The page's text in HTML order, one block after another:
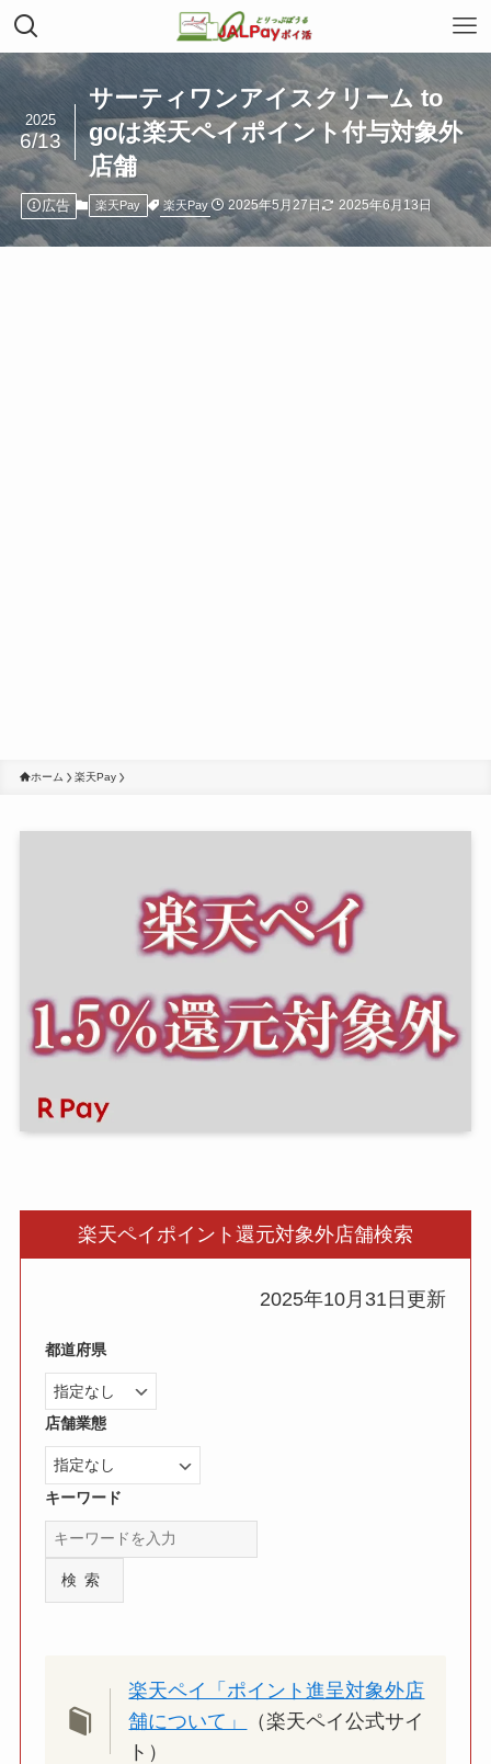
サーティワンアイスクリーム to
goは楽天ペイポイント付与対象外
店舗
2025
6/13
広告 楽天Pay 楽天Pay 2025年5月27日 2025年6月13日
ホーム 楽天Pay
楽天ペイポイント還元対象外店舗検索
2025年10月31日更新
都道府県
店舗業態
キーワード
検索
楽天ペイ「ポイント進呈対象外店
舗について」
（楽天ペイ公式サイ
ト）